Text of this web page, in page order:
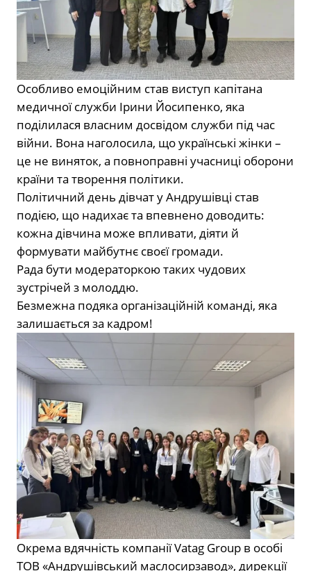
Особливо емоційним став виступ капітана
медичної служби Ірини Йосипенко, яка
поділилася власним досвідом служби під час
війни. Вона наголосила, що українські жінки –
це не виняток, а повноправні учасниці оборони
країни та творення політики.
Політичний день дівчат у Андрушівці став
подією, що надихає та впевнено доводить:
кожна дівчина може впливати, діяти й
формувати майбутнє своєї громади.
Рада бути модераторкою таких чудових
зустрічей з молоддю.
Безмежна подяка організаційній команді, яка
залишається за кадром!
Окрема вдячність компанії Vatag Group в особі
ТОВ «Андрушівський маслосирзавод», дирекції